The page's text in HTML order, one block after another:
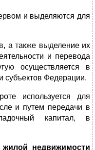
и выделяются для
а также выделение их
и перевода
осуществляется в
субъектов Федерации.
используется для
и путем передачи в
капитал, в
жилой недвижимости